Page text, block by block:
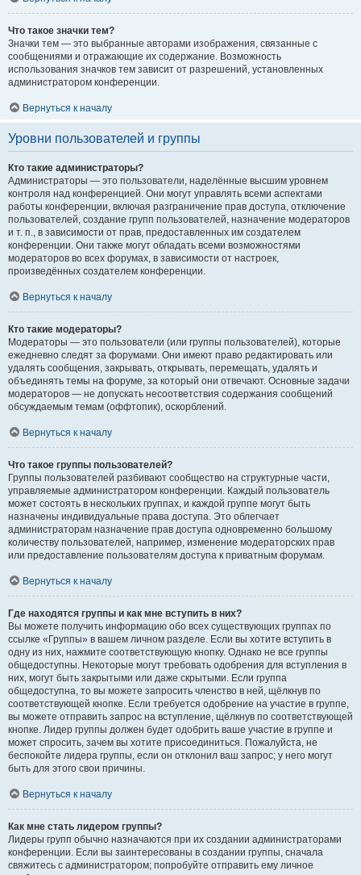
Что такое значки тем?
Значки тем — это выбранные авторами изображения, связанные с
сообщениями и отражающие их содержание. Возможность
использования значков тем зависит от разрешений, установленных
администратором конференции.
Вернуться к началу
Уровни пользователей и группы
Кто такие администраторы?
Администраторы — это пользователи, наделённые высшим уровнем
контроля над конференцией. Они могут управлять всеми аспектами
работы конференции, включая разграничение прав доступа, отключение
пользователей, создание групп пользователей, назначение модераторов
и т. п., в зависимости от прав, предоставленных им создателем
конференции. Они также могут обладать всеми возможностями
модераторов во всех форумах, в зависимости от настроек,
произведённых создателем конференции.
Вернуться к началу
Кто такие модераторы?
Модераторы — это пользователи (или группы пользователей), которые
ежедневно следят за форумами. Они имеют право редактировать или
удалять сообщения, закрывать, открывать, перемещать, удалять и
объединять темы на форуме, за который они отвечают. Основные задачи
модераторов — не допускать несоответствия содержания сообщений
обсуждаемым темам (оффтопик), оскорблений.
Вернуться к началу
Что такое группы пользователей?
Группы пользователей разбивают сообщество на структурные части,
управляемые администратором конференции. Каждый пользователь
может состоять в нескольких группах, и каждой группе могут быть
назначены индивидуальные права доступа. Это облегчает
администраторам назначение прав доступа одновременно большому
количеству пользователей, например, изменение модераторских прав
или предоставление пользователям доступа к приватным форумам.
Вернуться к началу
Где находятся группы и как мне вступить в них?
Вы можете получить информацию обо всех существующих группах по
ссылке «Группы» в вашем личном разделе. Если вы хотите вступить в
одну из них, нажмите соответствующую кнопку. Однако не все группы
общедоступны. Некоторые могут требовать одобрения для вступления в
них, могут быть закрытыми или даже скрытыми. Если группа
общедоступна, то вы можете запросить членство в ней, щёлкнув по
соответствующей кнопке. Если требуется одобрение на участие в группе,
вы можете отправить запрос на вступление, щёлкнув по соответствующей
кнопке. Лидер группы должен будет одобрить ваше участие в группе и
может спросить, зачем вы хотите присоединиться. Пожалуйста, не
беспокойте лидера группы, если он отклонил ваш запрос; у него могут
быть для этого свои причины.
Вернуться к началу
Как мне стать лидером группы?
Лидеры групп обычно назначаются при их создании администраторами
конференции. Если вы заинтересованы в создании группы, сначала
свяжитесь с администратором; попробуйте отправить ему личное